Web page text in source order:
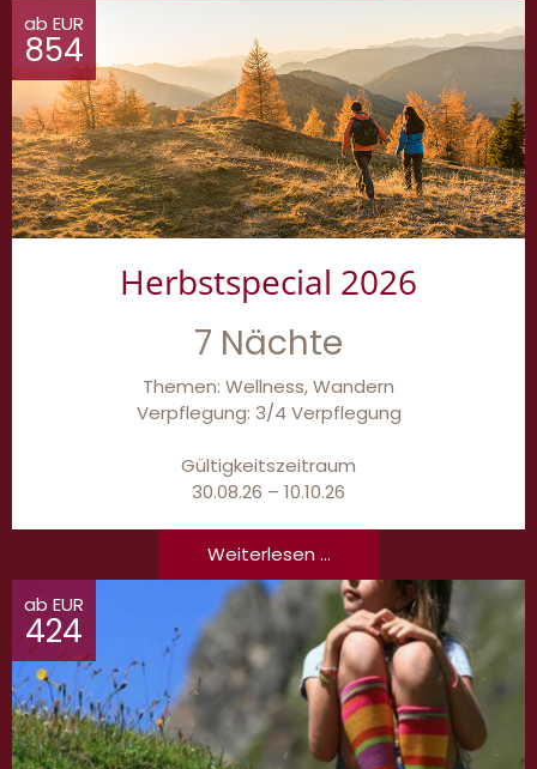
ab EUR
854
Herbstspecial 2026
7 Nächte
Themen: Wellness, Wandern
Verpflegung: 3/4 Verpflegung
Gültigkeitszeitraum
30.08.26 – 10.10.26
Weiterlesen ...
ab EUR
424